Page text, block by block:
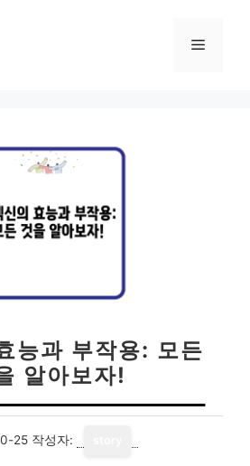
메
능과 부작용: 모든
알아보자!
25 작성자: